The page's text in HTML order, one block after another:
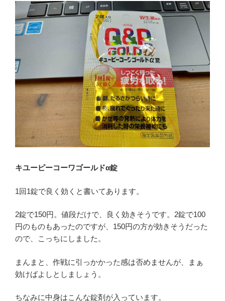
キユーピーコーワゴールドα錠
1回1錠で良く効くと書いてあります。
2錠で150円。値段だけで、良く効きそうです。2錠で100
円のものもあったのですが、150円の方が効きそうだった
ので、こっちにしました。
まんまと、作戦に引っかかった感は否めませんが、まぁ
効けばよしとしましょう。
ちなみに中身はこんな錠剤が入っています。